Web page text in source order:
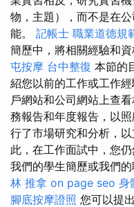
物，主題），而不是在
能。 記帳士 職業道德規
簡歷中，將相關經驗和資
屯按摩 台中整復 本節的
紹您以前的工作或工作
戶網站和公司網站上查
務報告和年度報告，以
行了市場研究和分析，
此，在工作面試中，您
我們的學生簡歷或我們
林 推拿 on page seo 身
腳底按摩證照 您可以提